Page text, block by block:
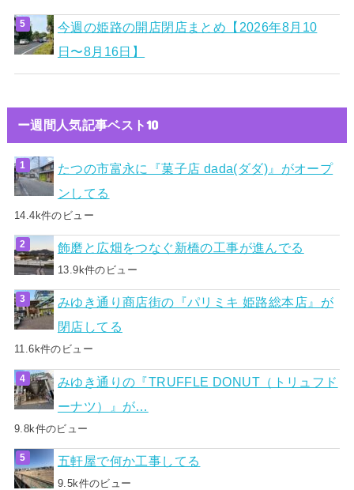
今週の姫路の開店閉店まとめ【2026年8月10
日〜8月16日】
ー週間人気記事ベスト10
たつの市富永に『菓子店 dada(ダダ)』がオープ
ンしてる
14.4k件のビュー
飾磨と広畑をつなぐ新橋の工事が進んでる
13.9k件のビュー
みゆき通り商店街の『パリミキ 姫路総本店』が
閉店してる
11.6k件のビュー
みゆき通りの『TRUFFLE DONUT（トリュフド
ーナツ）』が…
9.8k件のビュー
五軒屋で何か工事してる
9.5k件のビュー